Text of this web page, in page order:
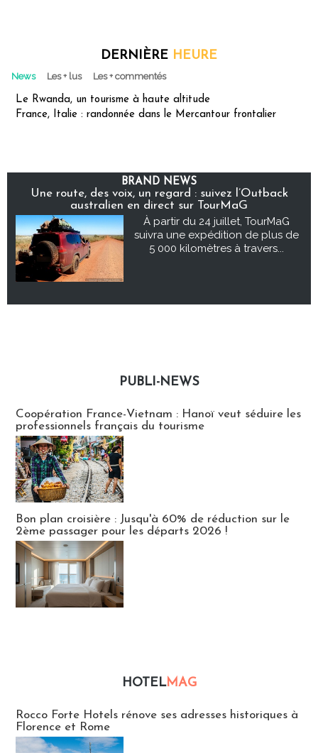
DERNIÈRE HEURE
News Les + lus Les + commentés
Le Rwanda, un tourisme à haute altitude
France, Italie : randonnée dans le Mercantour frontalier
BRAND NEWS
Une route, des voix, un regard : suivez l’Outback
australien en direct sur TourMaG
À partir du 24 juillet, TourMaG
suivra une expédition de plus de
5 000 kilomètres à travers...
PUBLI-NEWS
Coopération France-Vietnam : Hanoï veut séduire les
professionnels français du tourisme
Bon plan croisière : Jusqu'à 60% de réduction sur le
2ème passager pour les départs 2026 !
HOTELMAG
Rocco Forte Hotels rénove ses adresses historiques à
Florence et Rome